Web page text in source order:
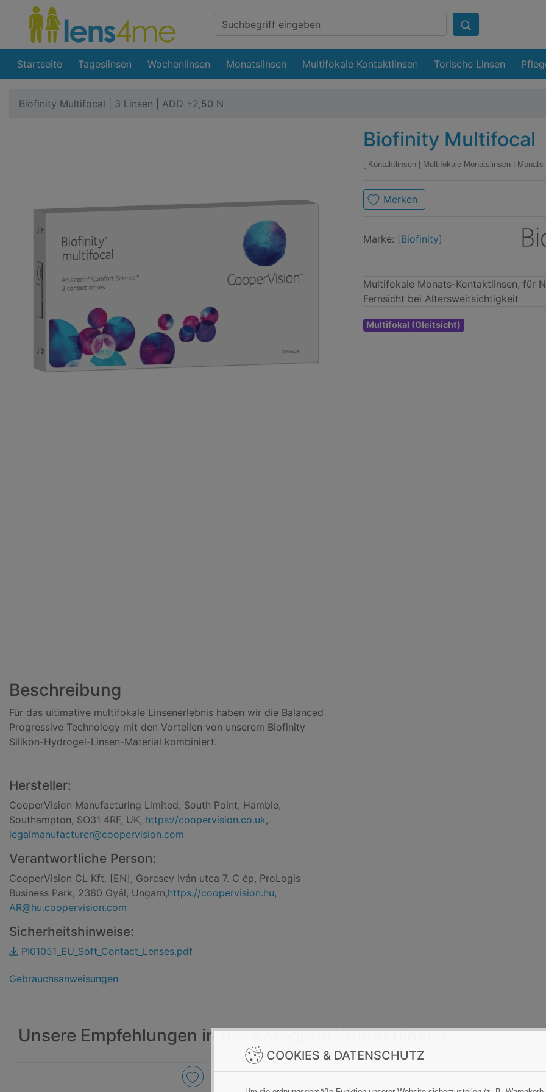
COOKIES & DATENSCHUTZ
Suche
Eingabefeld
Startseite Tageslinsen Wochenlinsen Monatslinsen Multifokale Kontaktlinsen Torische Linsen
Biofinity Multifocal | 3 Linsen | ADD +2,50 N
Biofinity Multifocal
Kontaktlinsen Multifokale Monatslinsen
Merken
Marke: [Biofinity]
Multifokale Monats-Kontaktlinsen, für
Fernsicht bei Altersweitsichtigkeit
Multifokal (Gleitsicht)
Beschreibung
Für das ultimative multifokale Linsenerlebnis haben wir die Balanced
Progressive Technology mit den Vorteilen von unserem Biofinity
Silikon-Hydrogel-Linsen-Material kombiniert.
Hersteller:
CooperVision Manufacturing Limited, South Point, Hamble,
Southampton, SO31 4RF, UK, https://coopervision.co.uk,
legalmanufacturer@coopervision.com
Verantwortliche Person:
CooperVision CL Kft. [EN], Gorcsev Iván utca 7. C ép, ProLogis
Business Park, 2360 Gyál, Ungarn,https://coopervision.hu,
AR@hu.coopervision.com
Sicherheitshinweise:
PI01051_EU_Soft_Contact_Lenses.pdf
Gebrauchsanweisungen
Unsere Empfehlungen in der Kategorie Kontaktlinsen